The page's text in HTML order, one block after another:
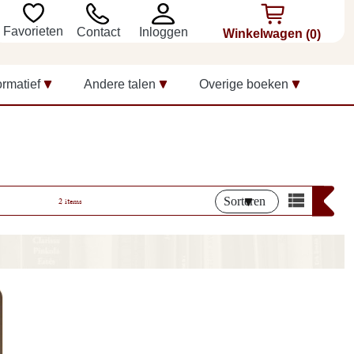
Favorieten Contact Inloggen Winkelwagen (0)
Andere talen Overige boeken
2 items Sorteren